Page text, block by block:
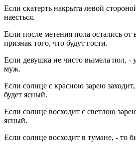
Если скатерть накрыта левой
наесться.
Если после метения пола остались от
признак того, что будут гости.
Если девушка не чисто вымела пол, -
муж.
Если солнце с красною зарею
будет ясный.
Если солнце восходит с светлою
ясный.
Если солнце восходит в тумане, - то